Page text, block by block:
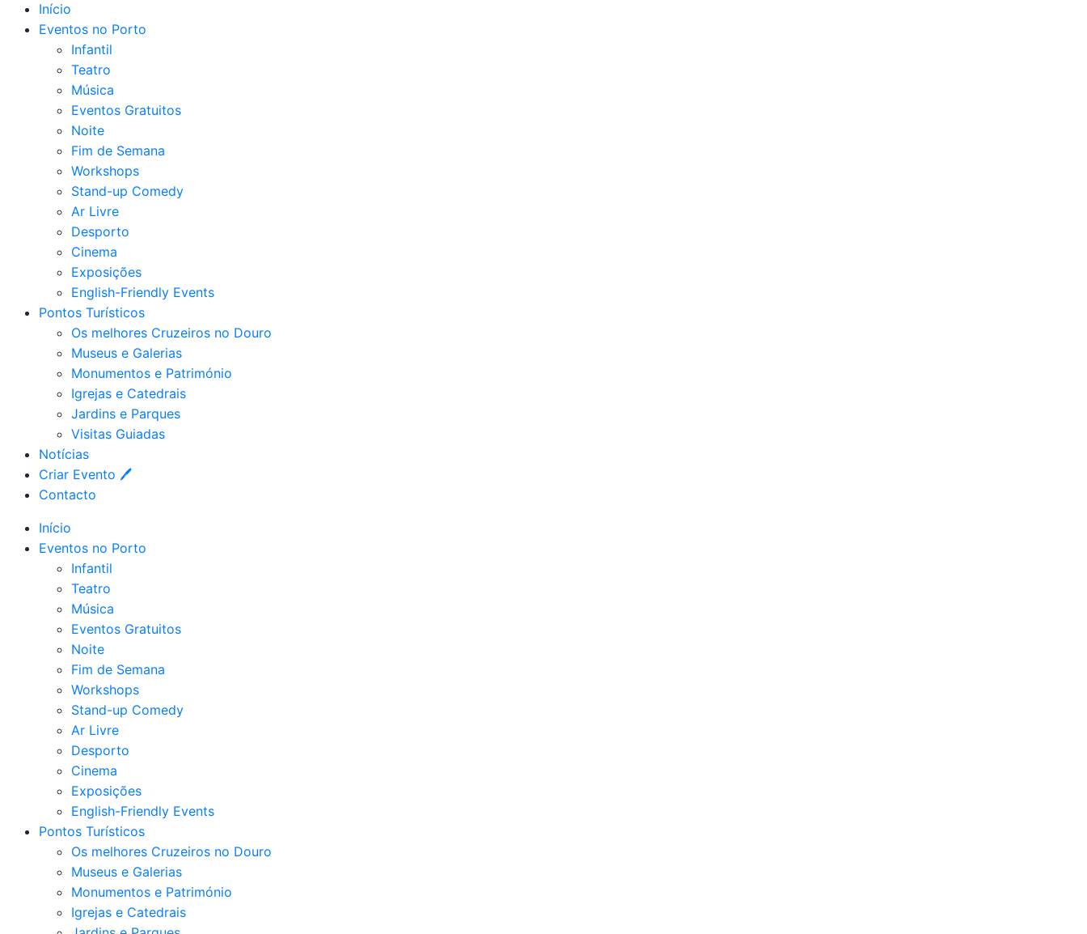
Início
Eventos no Porto
Infantil
Teatro
Música
Eventos Gratuitos
Noite
Fim de Semana
Workshops
Stand-up Comedy
Ar Livre
Desporto
Cinema
Exposições
English-Friendly Events
Pontos Turísticos
Os melhores Cruzeiros no Douro​
Museus e Galerias
Monumentos e Património
Igrejas e Catedrais
Jardins e Parques
Visitas Guiadas
Notícias
Criar Evento 🖊
Contacto
Início
Eventos no Porto
Infantil
Teatro
Música
Eventos Gratuitos
Noite
Fim de Semana
Workshops
Stand-up Comedy
Ar Livre
Desporto
Cinema
Exposições
English-Friendly Events
Pontos Turísticos
Os melhores Cruzeiros no Douro​
Museus e Galerias
Monumentos e Património
Igrejas e Catedrais